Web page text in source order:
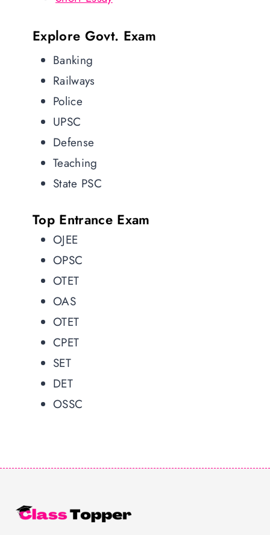
Explore Govt. Exam
Banking
Railways
Police
UPSC
Defense
Teaching
State PSC
Top Entrance Exam
OJEE
OPSC
OTET
OAS
OTET
CPET
SET
DET
OSSC